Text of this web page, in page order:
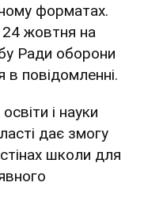
форматах.
24 жовтня на
Ради оборони
в повідомленні.
і науки
дає змогу
школи для